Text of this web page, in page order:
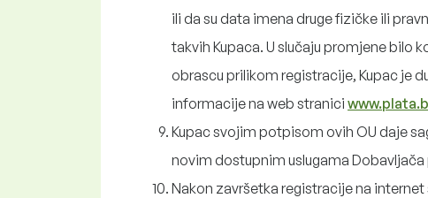
ili da su data imena druge fizičke ili
takvih Kupaca. U slučaju promjene bilo
obrascu prilikom registracije, Kupac je
informacije na web stranici
Kupac svojim potpisom ovih OU daje
novim dostupnim uslugama
Nakon završetka registracije na